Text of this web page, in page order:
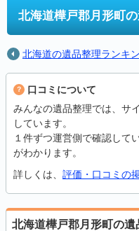
北海道樺戸郡月形町の
北海道の遺品整理ランキ
口コミについて
みんなの遺品整理では、サ
しています。
１件ずつ運営側で確認して
がわかります。
詳しくは、 評価・口コミの
北海道樺戸郡月形町の